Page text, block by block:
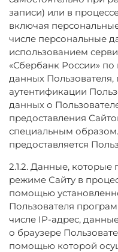
записи) или в
включая
числе персональные
использованием
«Сбербанк России»
данных
аутентификации
данных о
предоставления
специальным
предоставляется
2.1.2. Данные, которые
режиме Сайту в
помощью
Пользователя
числе IP-адрес,
о браузере
помощью которой